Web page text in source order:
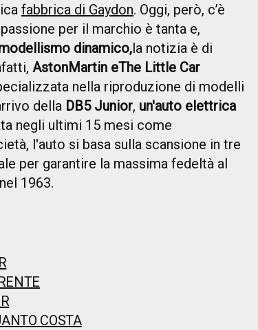
fabbrica di Gaydon. Oggi, però, c’è
per il marchio è tanta e,
dinamico,la notizia è di
AstonMartin eThe Little Car
nella riproduzione di modelli
della DB5 Junior, un'auto elettrica
negli ultimi 15 mesi come
l'auto si basa sulla scansione in tre
per garantire la massima fedeltà al
1963.
COSTA